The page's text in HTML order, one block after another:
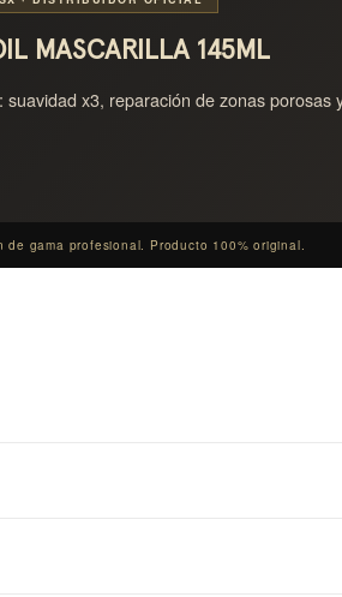
minutos para
Professional en
MASCARILLA 145ML
x3, reparación de zonas porosas
gama profesional. Producto 100% original.